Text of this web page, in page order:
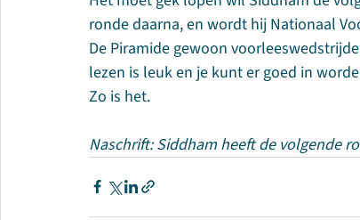
ronde daarna, en wordt hij Nationaal
De Piramide gewoon
lezen is leuk en je kunt er goed in
Zo is het.
Naschrift: Siddham heeft de volgende